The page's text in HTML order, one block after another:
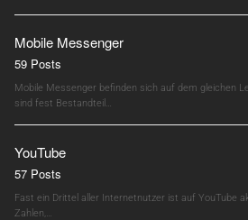
Mobile Messenger
59 Posts
Mobile Messenger befinden sich auf dem gleichen
sind fest Bestandteil…
YouTube
57 Posts
Fast ein Drittel aller Internetnutzer ist auf YouTube
Zahlen,…